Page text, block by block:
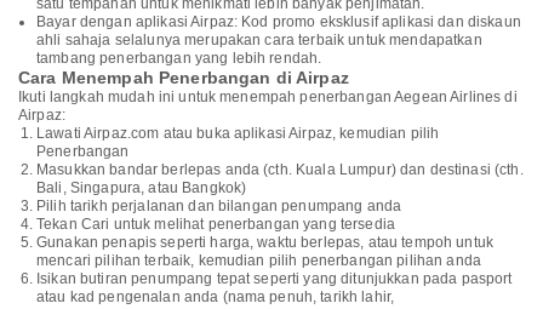
satu tempahan untuk menikmati lebih banyak penjimatan.
Bayar dengan aplikasi Airpaz: Kod promo eksklusif aplikasi dan diskaun
ahli sahaja selalunya merupakan cara terbaik untuk mendapatkan
tambang penerbangan yang lebih rendah.
Cara Menempah Penerbangan di Airpaz
Ikuti langkah mudah ini untuk menempah penerbangan Aegean Airlines di
Airpaz:
Lawati Airpaz.com atau buka aplikasi Airpaz, kemudian pilih
Penerbangan
Masukkan bandar berlepas anda (cth. Kuala Lumpur) dan destinasi (cth.
Bali, Singapura, atau Bangkok)
Pilih tarikh perjalanan dan bilangan penumpang anda
Tekan Cari untuk melihat penerbangan yang tersedia
Gunakan penapis seperti harga, waktu berlepas, atau tempoh untuk
mencari pilihan terbaik, kemudian pilih penerbangan pilihan anda
Isikan butiran penumpang tepat seperti yang ditunjukkan pada pasport
atau kad pengenalan anda (nama penuh, tarikh lahir,